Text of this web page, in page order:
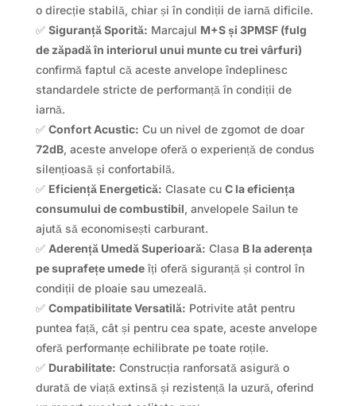
o direcție stabilă, chiar și în condiții de iarnă dificile.
✅ Siguranță Sporită: Marcajul M+S și 3PMSF (fulg
de zăpadă în interiorul unui munte cu trei vârfuri)
confirmă faptul că aceste anvelope îndeplinesc
standardele stricte de performanță în condiții de
iarnă.
✅ Confort Acustic: Cu un nivel de zgomot de doar
72dB, aceste anvelope oferă o experiență de condus
silențioasă și confortabilă.
✅ Eficiență Energetică: Clasate cu C la eficiența
consumului de combustibil, anvelopele Sailun te
ajută să economisești carburant.
✅ Aderență Umedă Superioară: Clasa B la aderența
pe suprafețe umedeîți oferă siguranță și control în
condiții de ploaie sau umezeală.
✅ Compatibilitate Versatilă: Potrivite atât pentru
puntea față, cât și pentru cea spate, aceste anvelope
oferă performanțe echilibrate pe toate roțile.
✅ Durabilitate: Construcția ranforsată asigură o
durată de viață extinsă și rezistență la uzură, oferind